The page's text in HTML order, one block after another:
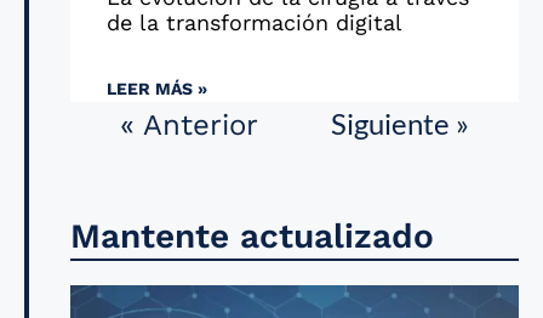
de la transformación digital
LEER MÁS »
« Anterior Siguiente »
Mantente actualizado